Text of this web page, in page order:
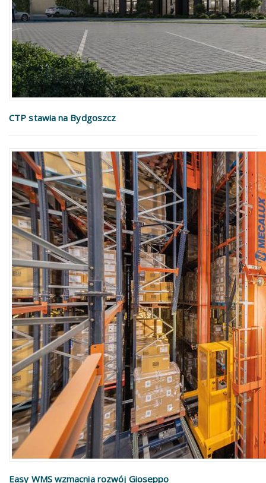
CTP stawia na Bydgoszcz
Easy WMS wzmacnia rozwój Gioseppo